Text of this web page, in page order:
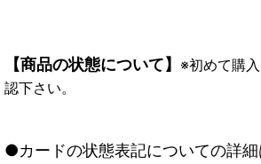
【商品の状態について】 ※初めて購
認下さい。
●カードの状態表記についての詳細